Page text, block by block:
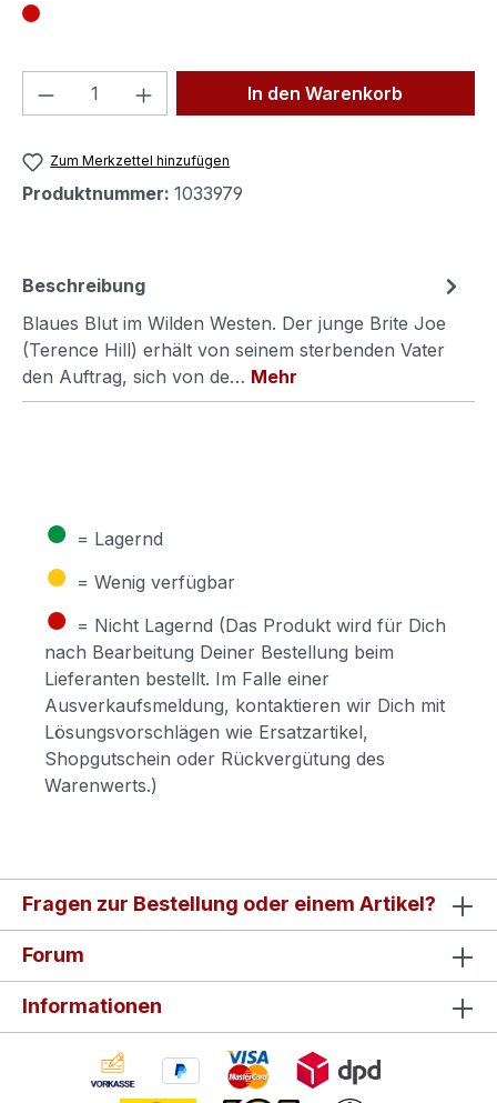
Produkt Anzahl: Gib denIn den Warenkorb
Zum Merkzettel hinzufügen
Produktnummer: 1033979
Beschreibung
Blaues Blut im Wilden Westen. Der junge Brite Joe
(Terence Hill) erhält von seinem sterbenden Vater
den Auftrag, sich von de… Mehr
● = Lagernd
● = Wenig verfügbar
● = Nicht Lagernd (Das Produkt wird für Dich
nach Bearbeitung Deiner Bestellung beim
Lieferanten bestellt. Im Falle einer
Ausverkaufsmeldung, kontaktieren wir Dich mit
Lösungsvorschlägen wie Ersatzartikel,
Shopgutschein oder Rückvergütung des
Warenwerts.)
Fragen zur Bestellung oder einem Artikel?
Forum
Informationen